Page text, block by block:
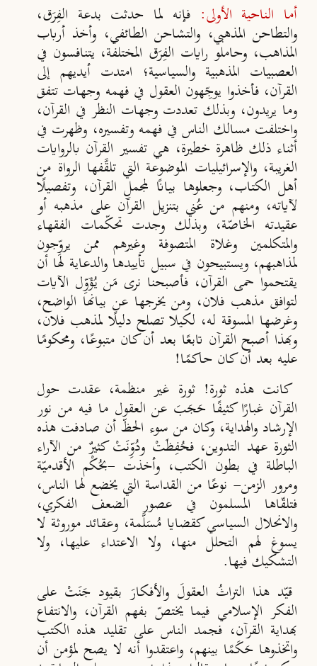
أما الناحية الأولى: فإنه لما حدثت بدعة الفِرَق،
والتطاحن المذهبي، والتشاحن الطائفي، وأخذ أرباب
المذاهب، وحاملو رايات الفِرَق المختلفة، يتنافسون في
العصبيات المذهبية والسياسية؛ امتدت أيديهم إلى
القرآن، فأخذوا يوجِّهون العقول في فهمه وجهات تتفق
وما يريدون، وبذلك تعددت وجهات النظر في القرآن،
واختلفت مسالك الناس في فهمه وتفسيره، وظهرت في
أثناء ذلك ظاهرة خطيرة، هي تفسير القرآن بالروايات
الغريبة، والإسرائيليات الموضوعة التي تلقَّفها الرواة من
أهل الكتاب، وجعلوها بيانًا لمجملِ القرآن، وتفصيلًا
لآياته، ومنهم من عُني بتنزيل القرآن على مذهبه أو
عقيدته الخاصّة، وبذلك وجدت تحكّمات الفقهاء
والمتكلمين وغلاة المتصوفة وغيرهم ممن يروِّجون
لمذاهبهم، ويستبيحون في سبيل تأييدها والدعاية لها أن
يقتحموا حمى القرآن، فأصبحنا نرى مَن يُؤَوِّل الآيات
لتوافق مذهب فلان، ومن يخرجها عن بيانها الواضح،
وغرضها المسوقة له، لكيلا تصلح دليلًا لمذهب فلان،
وبهذا أصبح القرآن تابعًا بعد أن كان متبوعًا، ومحكومًا
عليه بعد أن كان حاكمًا!
كانت هذه ثورة! ثورة غير منظمة، عقدت حول
القرآن غبارًا كثيفًا حَجَبَ عن العقول ما فيه من نور
الإرشاد والهداية، وكان من سوء الحظّ أن صادفت هذه
الثورة عهد التدوين، فحُفِظَتْ ودُوِّنَتْ كثيرٌ من الآراء
الباطلة في بطون الكتب، وأخذت -بحُكْم الأقدميّة
ومرور الزمن- نوعًا من القداسة التي يخضع لها الناس،
فتلقّاها المسلمون في عصور الضعف الفكري،
والانحلال السياسي كقضايا مُسَلَّمة، وعقائد موروثة لا
يسوغ لهم التحلل منها، ولا الاعتداء عليها، ولا
التشكيك فيها.
قيّد هذا التراثُ العقولَ والأفكارَ بقيود جَنَتْ على
الفكر الإسلامي فيما يختصّ بفهم القرآن، والانتفاع
بهداية القرآن، فجمد الناس على تقليد هذه الكتب
واتخذوها حَكَمًا بينهم، واعتقدوا أنه لا يصح لمؤمن أن